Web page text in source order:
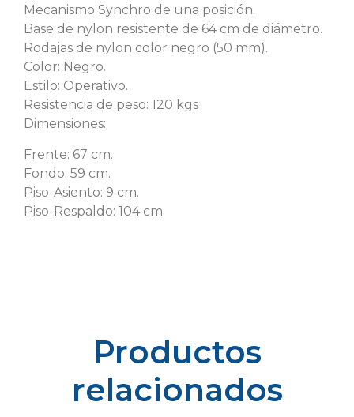
Mecanismo Synchro de una posición.
Base de nylon resistente de 64 cm de diámetro.
Rodajas de nylon color negro (50 mm).
Color: Negro.
Estilo: Operativo.
Resistencia de peso: 120 kgs
Dimensiones:
Frente: 67 cm.
Fondo: 59 cm.
Piso-Asiento: 9 cm.
Piso-Respaldo: 104 cm.
Productos
relacionados